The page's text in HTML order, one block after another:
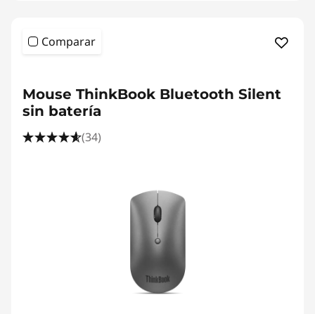
Comparar
Mouse ThinkBook Bluetooth Silent
sin batería
(34)